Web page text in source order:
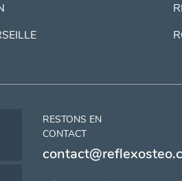
RESTONS EN
CONTACT